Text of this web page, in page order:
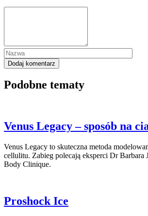
Podobne tematy
Venus Legacy – sposób na
Venus Legacy to skuteczna metoda
cellulitu. Zabieg polecają eksperci Dr Barbara
Body Clinique.
Proshock Ice